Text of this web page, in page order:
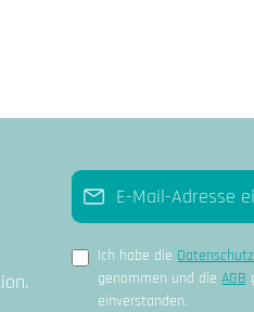
E-Mail-Adresse*
Ich habe die
genommen und die AGB
einverstanden.